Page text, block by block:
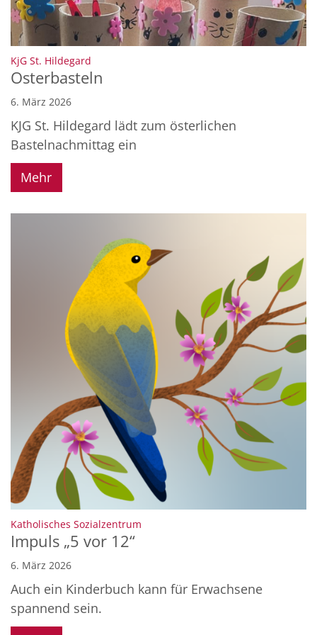
KjG St. Hildegard
Osterbasteln
6. März 2026
KJG St. Hildegard lädt zum österlichen
Bastelnachmittag ein
Mehr
Katholisches Sozialzentrum
Impuls „5 vor 12“
6. März 2026
Auch ein Kinderbuch kann für Erwachsene
spannend sein.